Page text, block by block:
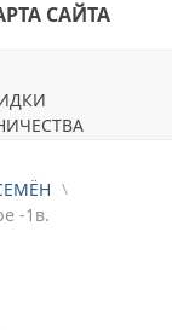
САЙТА
-1в.